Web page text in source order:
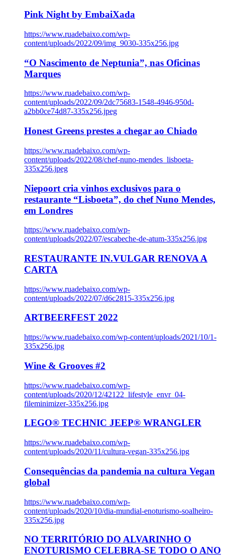
Pink Night by EmbaiXada
https://www.ruadebaixo.com/wp-
content/uploads/2022/09/img_9030-335x256.jpg
“O Nascimento de Neptunia”, nas Oficinas
Marques
https://www.ruadebaixo.com/wp-
content/uploads/2022/09/2dc75683-1548-4946-950d-
a2bb0ce74d87-335x256.jpeg
Honest Greens prestes a chegar ao Chiado
https://www.ruadebaixo.com/wp-
content/uploads/2022/08/chef-nuno-mendes_lisboeta-
335x256.jpeg
Niepoort cria vinhos exclusivos para o
restaurante “Lisboeta”, do chef Nuno Mendes,
em Londres
https://www.ruadebaixo.com/wp-
content/uploads/2022/07/escabeche-de-atum-335x256.jpg
RESTAURANTE IN.VULGAR RENOVA A
CARTA
https://www.ruadebaixo.com/wp-
content/uploads/2022/07/d6c2815-335x256.jpg
ARTBEERFEST 2022
https://www.ruadebaixo.com/wp-content/uploads/2021/10/1-
335x256.jpg
Wine & Grooves #2
https://www.ruadebaixo.com/wp-
content/uploads/2020/12/42122_lifestyle_envr_04-
fileminimizer-335x256.jpg
LEGO® TECHNIC JEEP® WRANGLER
https://www.ruadebaixo.com/wp-
content/uploads/2020/11/cultura-vegan-335x256.jpg
Consequências da pandemia na cultura Vegan
global
https://www.ruadebaixo.com/wp-
content/uploads/2020/10/dia-mundial-enoturismo-soalheiro-
335x256.jpg
NO TERRITÓRIO DO ALVARINHO O
ENOTURISMO CELEBRA-SE TODO O ANO